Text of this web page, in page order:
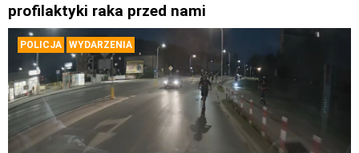
profilaktyki raka przed nami
POLICJA WYDARZENIA